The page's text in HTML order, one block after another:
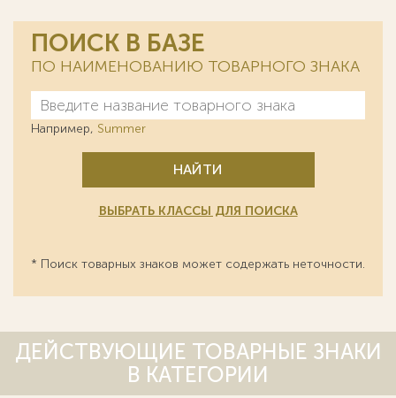
ПОИСК В БАЗЕ
ПО НАИМЕНОВАНИЮ ТОВАРНОГО ЗНАКА
Например, Summer
НАЙТИ
ВЫБРАТЬ КЛАССЫ ДЛЯ ПОИСКА
* Поиск товарных знаков может содержать неточности.
ДЕЙСТВУЮЩИЕ ТОВАРНЫЕ ЗНАКИ
В КАТЕГОРИИ